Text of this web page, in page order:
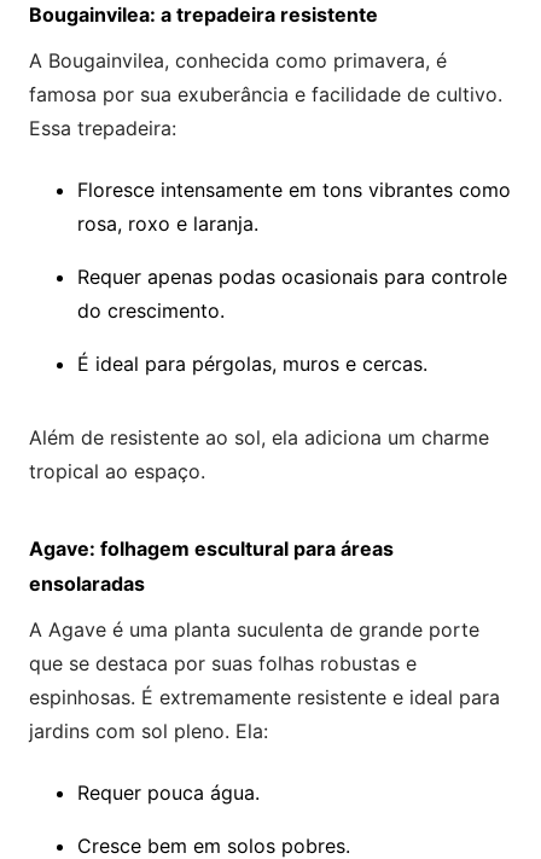
Bougainvilea: a trepadeira resistente
A Bougainvilea, conhecida como primavera, é
famosa por sua exuberância e facilidade de cultivo.
Essa trepadeira:
Floresce intensamente em tons vibrantes como
rosa, roxo e laranja.
Requer apenas podas ocasionais para controle
do crescimento.
É ideal para pérgolas, muros e cercas.
Além de resistente ao sol, ela adiciona um charme
tropical ao espaço.
Agave: folhagem escultural para áreas
ensolaradas
A Agave é uma planta suculenta de grande porte
que se destaca por suas folhas robustas e
espinhosas. É extremamente resistente e ideal para
jardins com sol pleno. Ela:
Requer pouca água.
Cresce bem em solos pobres.